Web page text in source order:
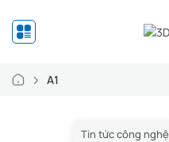
A1
Tin tức công nghệ